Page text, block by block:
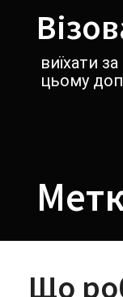
содержимому
виїхати
цьому
Що